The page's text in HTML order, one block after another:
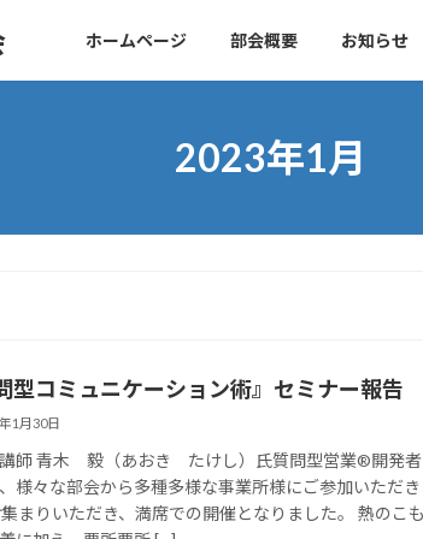
ホームページ 部会概要 お知らせ
2023年1月
型コミュニケーション術』セミナー報告
1月30日
師 青木 毅（あおき たけし）氏質問型営業®開発者
様々な部会から多種多様な事業所様にご参加いただき
まりいただき、満席での開催となりました。 熱のこ